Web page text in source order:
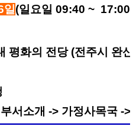
일 (일요일 09:40 ~
평화의 전당 (전주시 완
서소개 -> 가정사목국 ->